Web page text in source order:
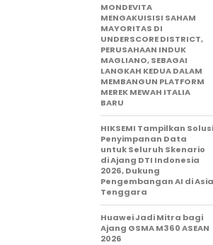
MONDEVITA
MENGAKUISISI SAHAM
MAYORITAS DI
UNDERSCORE DISTRICT,
PERUSAHAAN INDUK
MAGLIANO, SEBAGAI
LANGKAH KEDUA DALAM
MEMBANGUN PLATFORM
MEREK MEWAH ITALIA
BARU
HIKSEMI Tampilkan Solusi
Penyimpanan Data
untuk Seluruh Skenario
di Ajang DTI Indonesia
2026, Dukung
Pengembangan AI di Asia
Tenggara
Huawei Jadi Mitra bagi
Ajang GSMA M360 ASEAN
2026